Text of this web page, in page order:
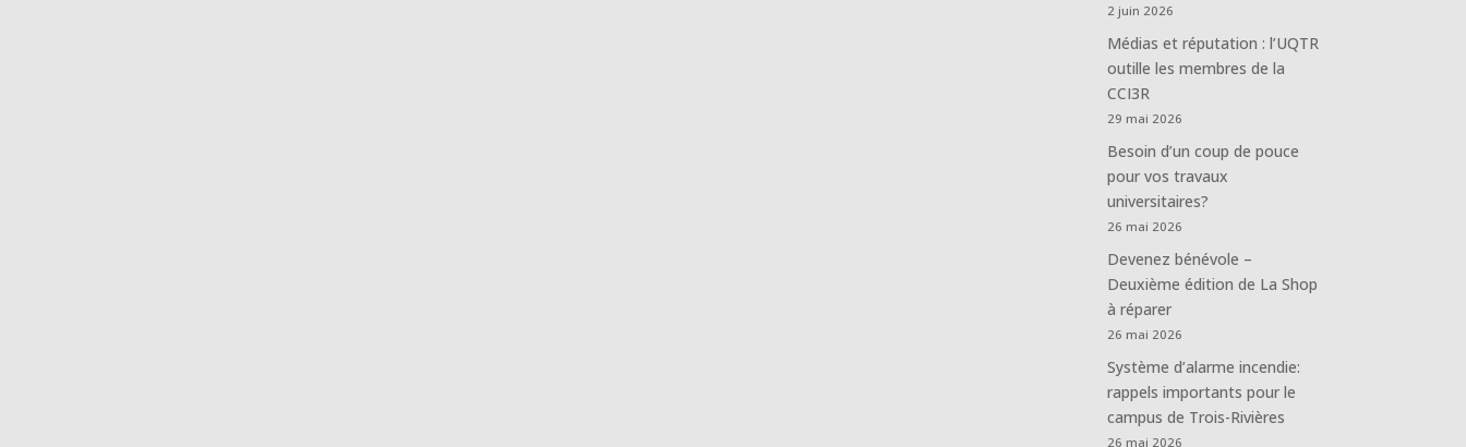
2 juin 2026
Médias et réputation : l’UQTR
outille les membres de la
CCI3R
29 mai 2026
Besoin d’un coup de pouce
pour vos travaux
universitaires?
26 mai 2026
Devenez bénévole –
Deuxième édition de La Shop
à réparer
26 mai 2026
Système d’alarme incendie:
rappels importants pour le
campus de Trois-Rivières
26 mai 2026